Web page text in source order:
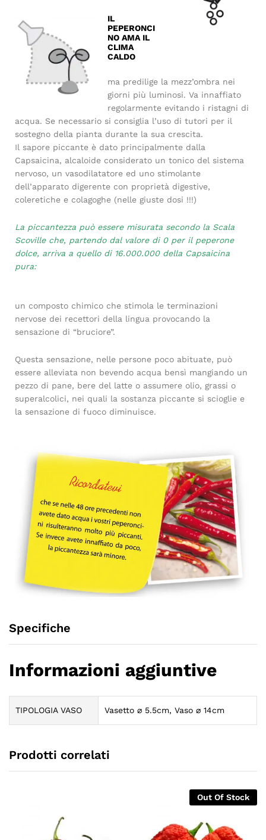
IL
PEPERONCI
NO AMA IL
CLIMA
CALDO
ma predilige la mezz’ombra nei
giorni più luminosi. Va innaffiato
regolarmente evitando i ristagni di
acqua. Se necessario si consiglia l’uso di tutori per il
sostegno della pianta durante la sua crescita.
Il sapore piccante è dato principalmente dalla
Capsaicina, alcaloide considerato un tonico del sistema
nervoso, un vasodilatatore ed uno stimolante
dell’apparato digerente con proprietà digestive,
coleretiche e colagoghe (nelle giuste dosi !!!)
La piccantezza può essere misurata secondo la Scala
Scoville che, partendo dal valore di 0 per il peperone
dolce, arriva a quello di 16.000.000 della Capsaicina
pura:
un composto chimico che stimola le terminazioni
nervose dei recettori della lingua provocando la
sensazione di “bruciore”.
Questa sensazione, nelle persone poco abituate, può
essere alleviata non bevendo acqua bensì mangiando un
pezzo di pane, bere del latte o assumere olio, grassi o
superalcolici, nei quali la sostanza piccante si scioglie e
la sensazione di fuoco diminuisce.
Specifiche
Informazioni aggiuntive
TIPOLOGIA VASO Vasetto ⌀ 5.5cm, Vaso ⌀ 14cm
Prodotti correlati
Out Of Stock